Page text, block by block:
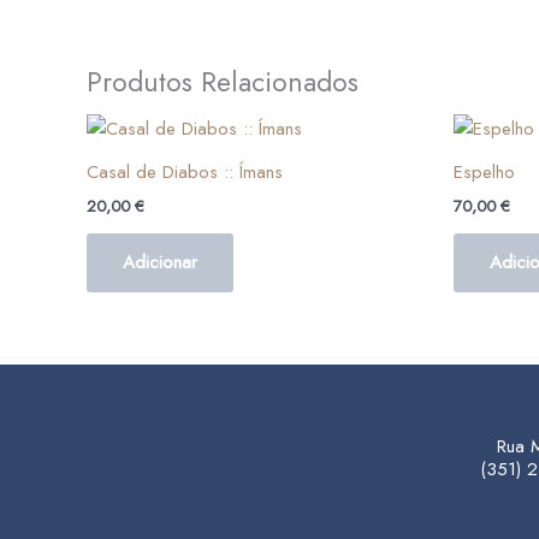
Produtos Relacionados
Casal de Diabos :: Ímans
20,00€
Adicionar
Espelho
70,00€
Rua
(351)